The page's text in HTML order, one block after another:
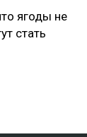
ягоды не
стать